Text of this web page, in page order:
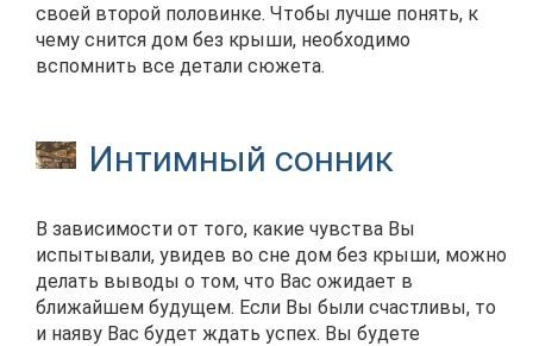
своей второй половинке. Чтобы лучше понять, к
чему снится дом без крыши, необходимо
вспомнить все детали сюжета.
Интимный сонник
В зависимости от того, какие чувства Вы
испытывали, увидев во сне дом без крыши, можно
делать выводы о том, что Вас ожидает в
ближайшем будущем. Если Вы были счастливы, то
и наяву Вас будет ждать успех. Вы будете